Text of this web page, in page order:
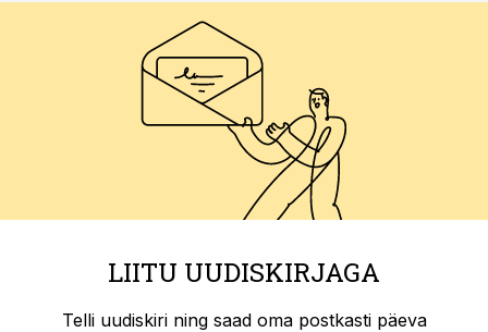
LIITU UUDISKIRJAGA
Telli uudiskiri ning saad oma postkasti päeva